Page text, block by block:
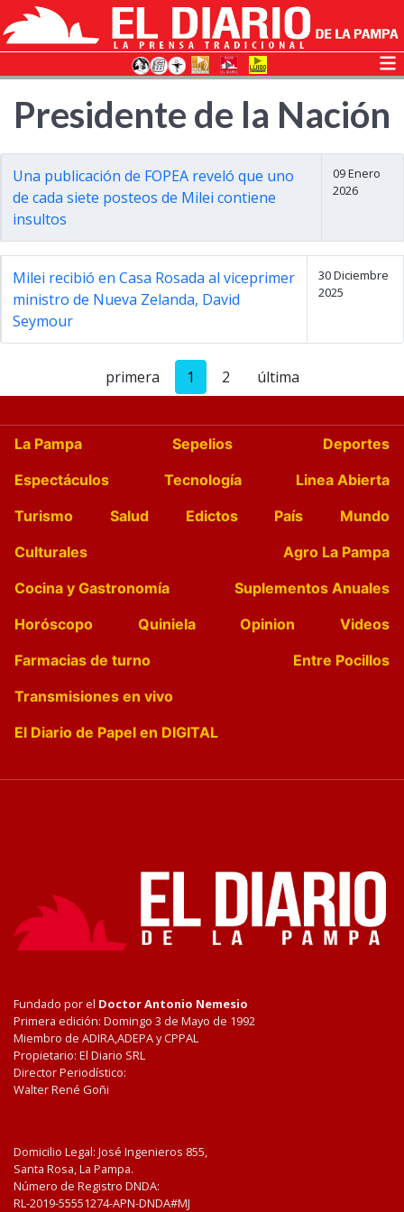
Presidente de la Nación
Una publicación de FOPEA reveló que uno
de cada siete posteos de Milei contiene
insultos
09 Enero
2026
Milei recibió en Casa Rosada al viceprimer
ministro de Nueva Zelanda, David
Seymour
30 Diciembre
2025
primera 1 2 última
La Pampa Sepelios
Deportes
Espectáculos
Tecnología
Linea Abierta
Turismo
Salud Edictos País
Mundo
Culturales
Agro La Pampa
Cocina y Gastronomía
Suplementos Anuales
Horóscopo
Quiniela Opinion
Videos
Farmacias de turno
Entre Pocillos
Transmisiones en vivo
El Diario de Papel en DIGITAL
Fundado por el Doctor Antonio Nemesio
Primera edición: Domingo 3 de Mayo de 1992
Miembro de ADIRA,ADEPA y CPPAL
Propietario: El Diario SRL
Director Periodístico:
Walter René Goñi
Domicilio Legal: José Ingenieros 855,
Santa Rosa, La Pampa.
Número de Registro DNDA:
RL-2019-55551274-APN-DNDA#MJ